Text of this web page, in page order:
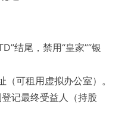
结尾，禁用“皇家”“银
（可租用虚拟办公室）。
记最终受益人（持股